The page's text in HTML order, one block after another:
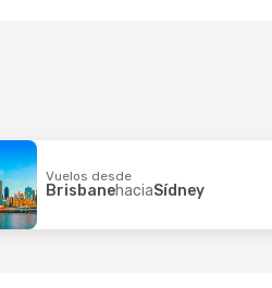
Vuelos desde
BrisbanehaciaSídney